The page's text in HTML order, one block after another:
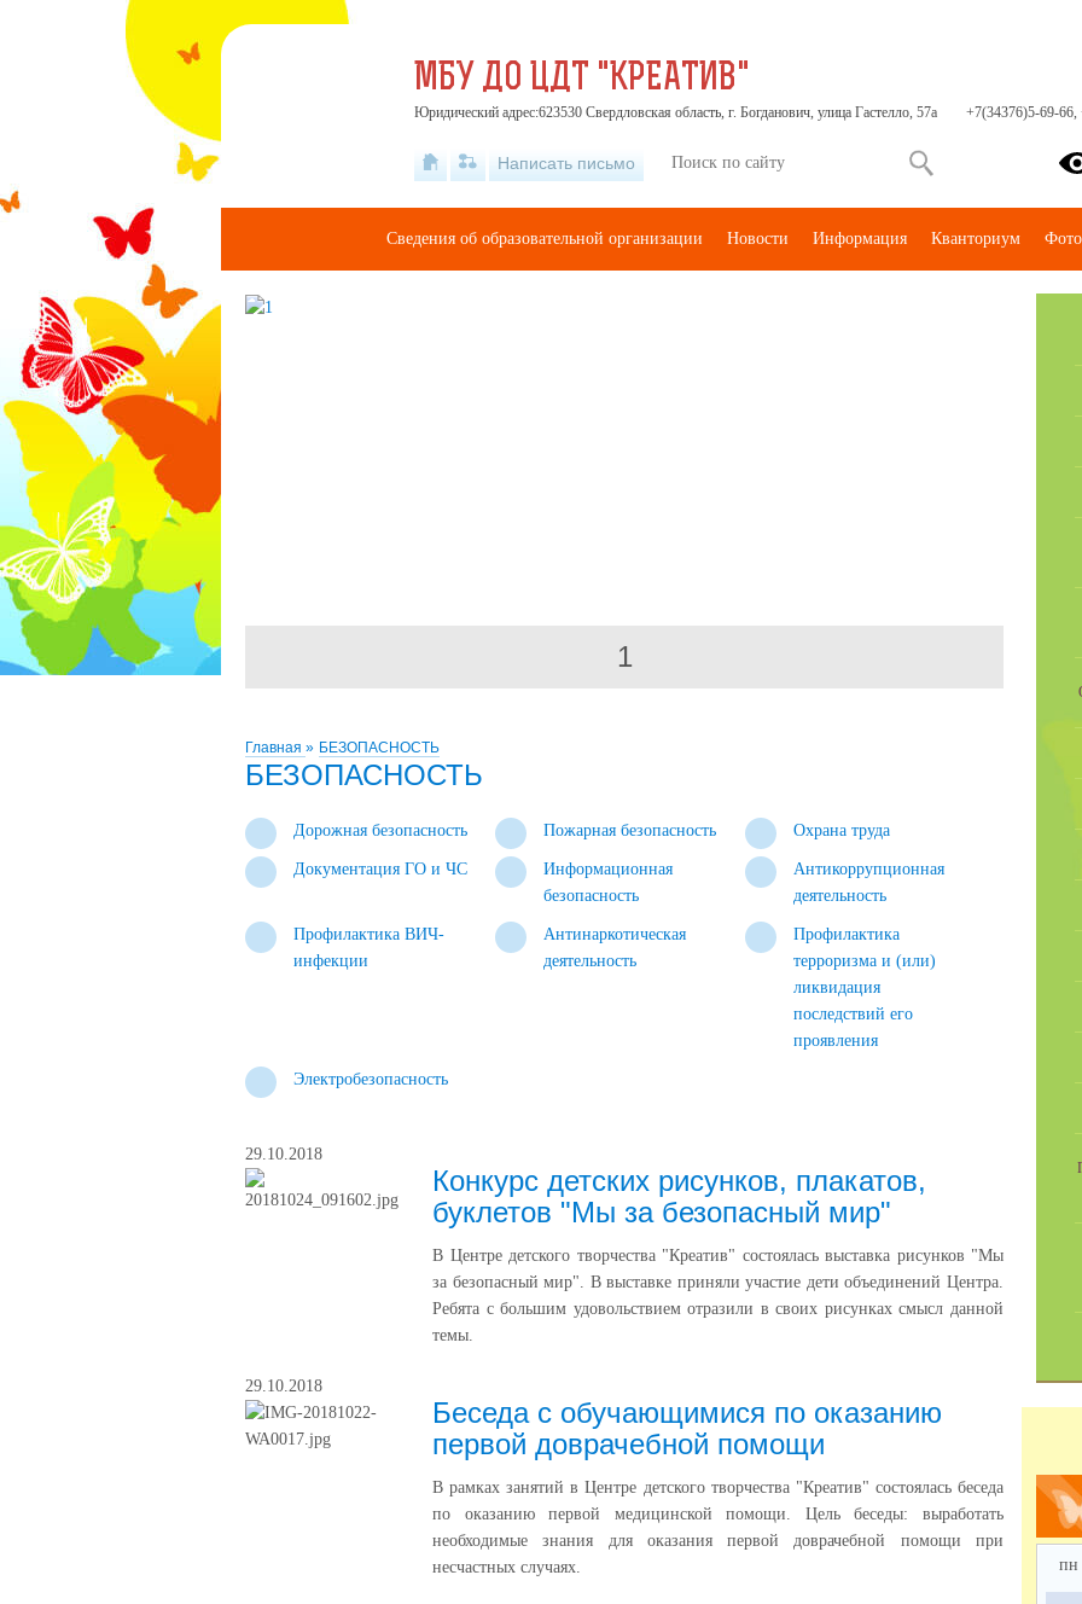
1
Главная » БЕЗОПАСНОСТЬ
БЕЗОПАСНОСТЬ
Дорожная безопасность Пожарная безопасность Охрана труда
Документация ГО и ЧС
Информационная
безопасность
Антикоррупционная
деятельность
Профилактика ВИЧ-
инфекции
Антинаркотическая
деятельность
Профилактика
терроризма и (или)
ликвидация
последствий его
проявления
Электробезопасность
29.10.2018
Конкурс детских рисунков, плакатов,
буклетов "Мы за безопасный мир"
В Центре детского творчества "Креатив" состоялась выставка рисунков "Мы
за безопасный мир". В выставке приняли участие дети объединений Центра.
Ребята с большим удовольствием отразили в своих рисунках смысл данной
темы.
29.10.2018
Беседа с обучающимися по оказанию
первой доврачебной помощи
В рамках занятий в Центре детского творчества "Креатив" состоялась беседа
по оказанию первой медицинской помощи. Цель беседы: выработать
необходимые знания для оказания первой доврачебной помощи при
несчастных случаях.
пн
МБУ ДО ЦДТ "КРЕАТИВ"
Юридический адрес:623530 Свердловская область, г. Богданович, улица Гастелло, 57а +7(34376)5-69-
Написать письмо
Сведения об образовательной организации Новости Информация Кванториум